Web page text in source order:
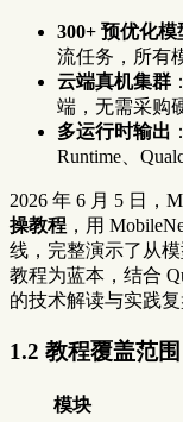
300+ 预优化模
流任务，所有
云端真机集群
端，无需采购
多运行时输出
Runtime、
2026 年 6 月 5 日，
操教程 ，用
线，完整演示了从
教程为蓝本，结合
的技术解读与实践复
1.2 教程覆盖范围
模块